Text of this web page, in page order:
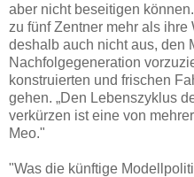
aber nicht beseitigen
zu fünf Zentner mehr als
deshalb auch nicht aus, den
Nachfolgegeneration
konstruierten und frischen
gehen. „Den Lebenszyklus
verkürzen ist eine von
Meo."
"Was die künftige